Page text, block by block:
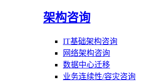
架构咨询
IT基础架构咨询
网络架构咨询
数据中心迁移
业务连续性/容灾咨询